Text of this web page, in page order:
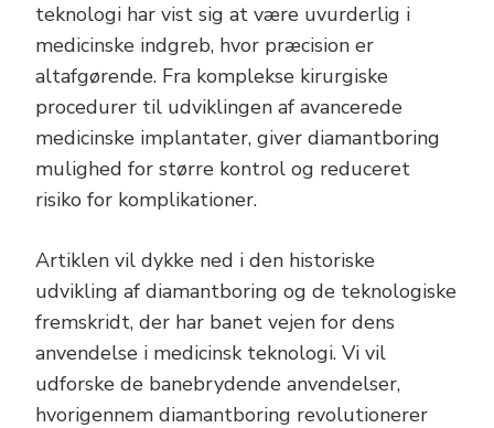
teknologi har vist sig at være uvurderlig i
medicinske indgreb, hvor præcision er
altafgørende. Fra komplekse kirurgiske
procedurer til udviklingen af avancerede
medicinske implantater, giver diamantboring
mulighed for større kontrol og reduceret
risiko for komplikationer.
Artiklen vil dykke ned i den historiske
udvikling af diamantboring og de teknologiske
fremskridt, der har banet vejen for dens
anvendelse i medicinsk teknologi. Vi vil
udforske de banebrydende anvendelser,
hvorigennem diamantboring revolutionerer